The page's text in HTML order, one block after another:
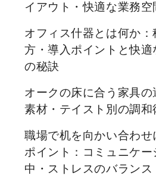
イアウト・快適な業務空
オフィス什器とは何か
方・導入ポイントと快適
の秘訣
オークの床に合う家具の
素材・テイスト別の調和
職場で机を向かい合わせ
ポイント：コミュニケー
中・ストレスのバランス